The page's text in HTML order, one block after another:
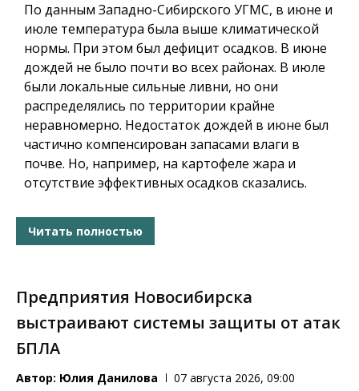
По данным Западно-Сибирского УГМС, в июне и
июле температура была выше климатической
нормы. При этом был дефицит осадков. В июне
дождей не было почти во всех районах. В июле
были локальные сильные ливни, но они
распределялись по территории крайне
неравномерно. Недостаток дождей в июне был
частично компенсирован запасами влаги в
почве. Но, например, на картофеле жара и
отсутствие эффективных осадков сказались.
Читать полностью
Предприятия Новосибирска
выстраивают системы защиты от атак
БПЛА
Автор: Юлия Данилова 07 августа 2026, 09:00